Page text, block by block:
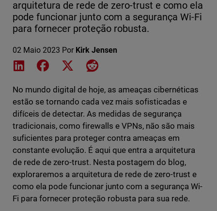
arquitetura de rede de zero-trust e como ela
pode funcionar junto com a segurança Wi-Fi
para fornecer proteção robusta.
02 Maio 2023 Por Kirk Jensen
Share on LinkedIn
Share on Facebook
Share on XShare on Reddit
No mundo digital de hoje, as ameaças cibernéticas
estão se tornando cada vez mais sofisticadas e
difíceis de detectar. As medidas de segurança
tradicionais, como firewalls e VPNs, não são mais
suficientes para proteger contra ameaças em
constante evolução. É aqui que entra a arquitetura
de rede de zero-trust. Nesta postagem do blog,
exploraremos a arquitetura de rede de zero-trust e
como ela pode funcionar junto com a segurança Wi-
Fi para fornecer proteção robusta para sua rede.